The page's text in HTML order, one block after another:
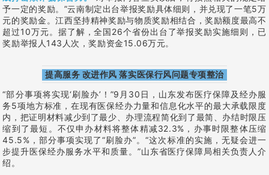
予一定的奖励。”云南制定出台举报奖励具体细则，并兑现了一笔5万
元的奖励金。江西坚持精神奖励与物质奖励相结合，奖励额度最高不
超过10万元。据了解，全国26个省份出台了举报奖励实施细则，已
奖励举报人143人次，奖励资金15.06万元。
提高服务 改进作风 落实医保行风问题专项整治
“部分事项将实现‘刷脸办’！”9月30日，山东发布医疗保障及经办服
务5项地方标准，在现有医保经办力量和信息化水平的最大承载限度
内，把证明材料减少到了最少、办理流程简化到了最简、办结时限压
缩到了最短。不仅申办材料将整体精减32.3%，办事时限整体压缩
45.5%，部分事项实现了“刷脸办”。“这次标准的实施，无疑会进一
步提升医保经办服务水平和质量。”山东省医疗保障局相关负责人介
绍。